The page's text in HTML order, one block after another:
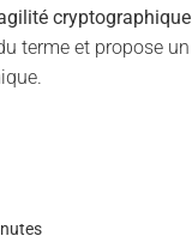
cryptographique
terme et propose un